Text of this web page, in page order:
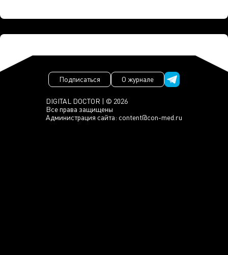
DIGITAL DOCTOR | © 2026
Все права защищены
Администрация сайта: content@con-med.ru
Подписаться О журнале